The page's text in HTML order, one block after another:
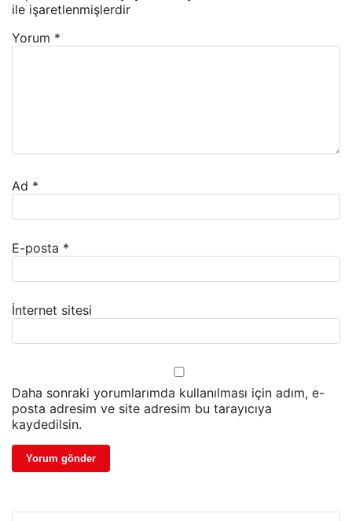
ile işaretlenmişlerdir
Yorum *
Ad *
E-posta *
İnternet sitesi
Daha sonraki yorumlarımda kullanılması için adım, e-
posta adresim ve site adresim bu tarayıcıya
kaydedilsin.